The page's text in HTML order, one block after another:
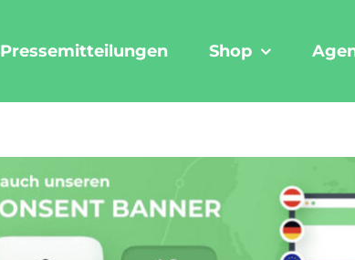
Pressemitteilungen Shop